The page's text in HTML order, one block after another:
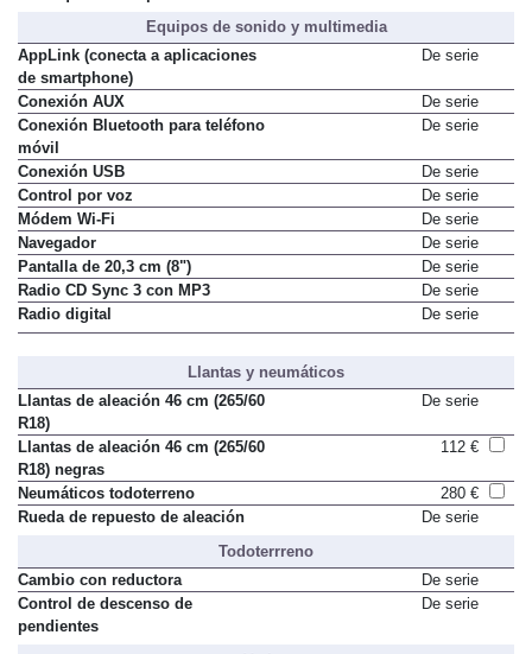
Equipos de sonido y multimedia
AppLink (conecta a aplicaciones
de smartphone)
Conexión AUX
De serie
Conexión Bluetooth para teléfono
móvil
Conexión USB
De serie
Control por voz
De serie
Módem Wi-Fi
De serie
Navegador
De serie
Pantalla de 20,3 cm (8")
De serie
Radio CD Sync 3 con MP3
De serie
Radio digital
De serie
Llantas y neumáticos
Llantas de aleación 46 cm (265/60
R18)
Llantas de aleación 46 cm (265/60
R18) negras
Neumáticos todoterreno
280 €
Todoterrreno
Cambio con reductora
De serie
Control de descenso de